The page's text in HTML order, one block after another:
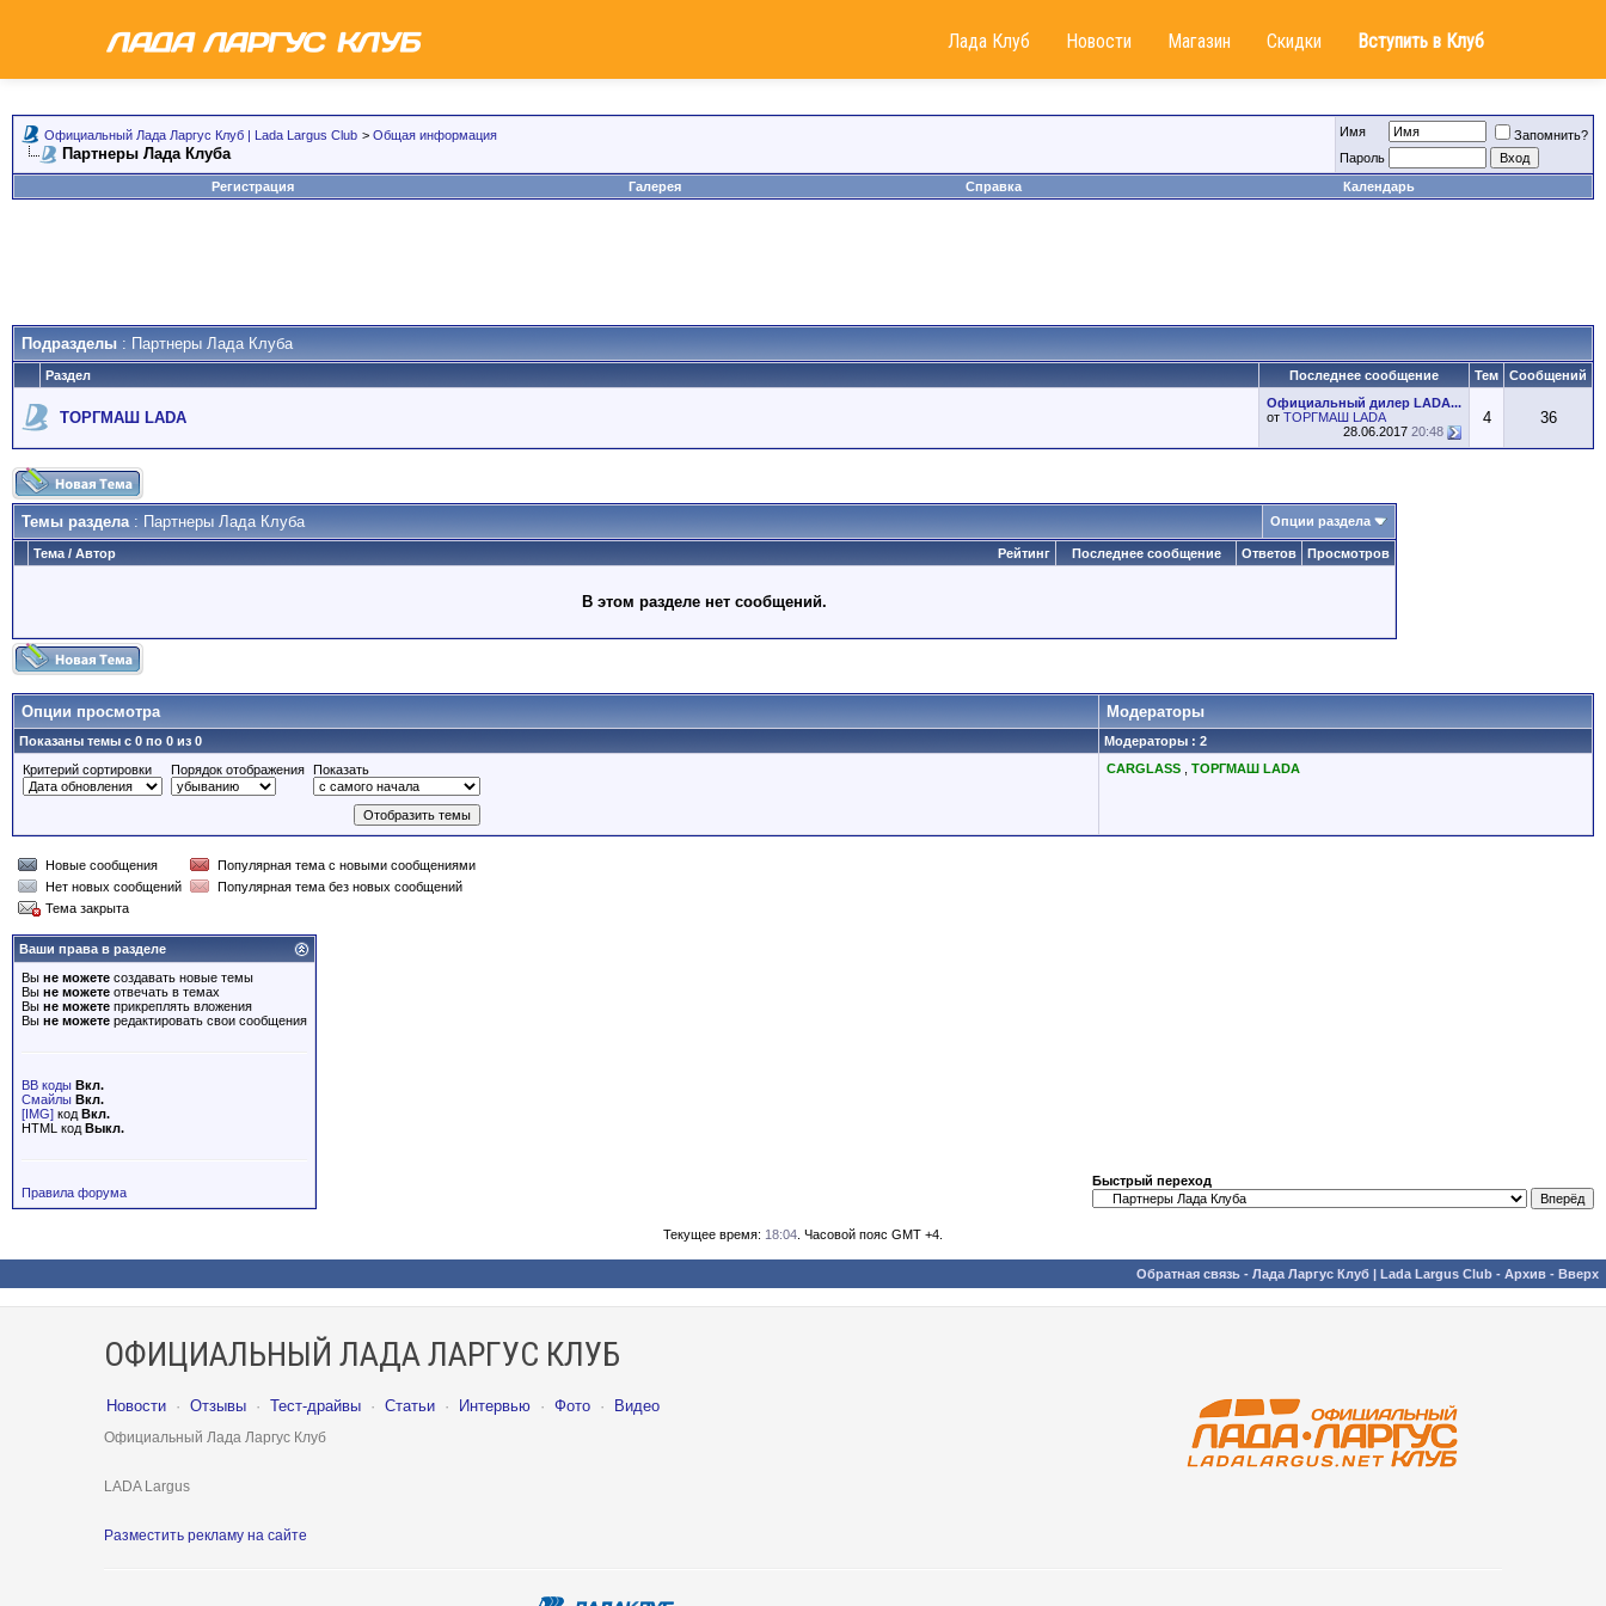
Лада Клуб Новости Магазин Скидки Вступить в Клуб
Официальный Лада Ларгус Клуб | Lada Largus Club > Общая информация
Партнеры Лада Клуба
Имя
Запомнить?
Пароль
Регистрация
Галерея Справка Календарь
Подразделы : Партнеры Лада Клуба
Раздел Последнее сообщение Тем Сообщений
ТОРГМАШ LADA
Официальный дилер LADA...
от ТОРГМАШ LADA
28.06.2017 20:48
4 36
Темы раздела: Партнеры Лада Клуба Опции раздела
Рейтинг
Тема / Автор Последнее сообщение Ответов Просмотров
В этом разделе нет сообщений.
Опции просмотра Модераторы
Показаны темы с 0 по 0 из 0
Модераторы : 2
Критерий сортировки
Порядок отображения Показать CARGLASS ТОРГМАШ LADA
Новые сообщения
Популярная тема с новыми сообщениями
Нет новых сообщений
Популярная тема без новых сообщений
Тема закрыта
Ваши права в разделе
Вы не можете создавать новые темы
Вы не можете отвечать в темах
Вы не можете прикреплять вложения
Вы не можете редактировать свои сообщения
BB коды Вкл.
Смайлы Вкл.
[IMG] код Вкл.
HTML код Выкл.
Правила форума
Быстрый переход
Текущее время: 18:04 . Часовой пояс GMT +4.
Обратная связь - Лада Ларгус Клуб | Lada Largus Club - Архив - Вверх
ОФИЦИАЛЬНЫЙ ЛАДА ЛАРГУС КЛУБ
Новости · Отзывы · Тест-драйвы · Статьи · Интервью · Фото · Видео
Официальный Лада Ларгус Клуб
LADA Largus
Разместить рекламу на сайте